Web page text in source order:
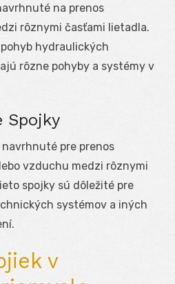
na prenos
rôznymi časťami lietadla.
hydraulických
rôzne pohyby a systémy v
Spojky
pre prenos
vzduchu medzi rôznymi
spojky sú dôležité pre
systémov a iných
v